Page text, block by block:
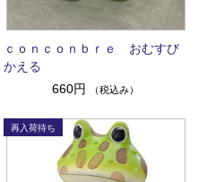
ｃｏｎｃｏｎｂｒｅ おむすび
かえる
660円
（税込み）